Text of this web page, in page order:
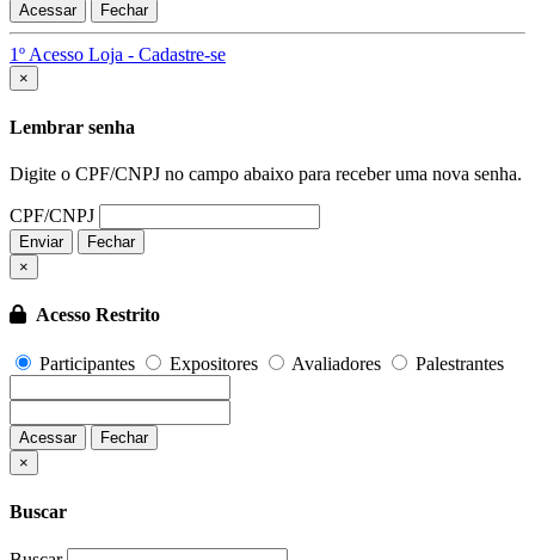
Acessar Fechar
1º Acesso Loja - Cadastre-se
×
Lembrar senha
Digite o CPF/CNPJ no campo abaixo para receber uma nova senha.
CPF/CNPJ
Enviar
Fechar
×
Acesso Restrito
Participantes Expositores Avaliadores Palestrantes
Acessar
Fechar
×
Buscar